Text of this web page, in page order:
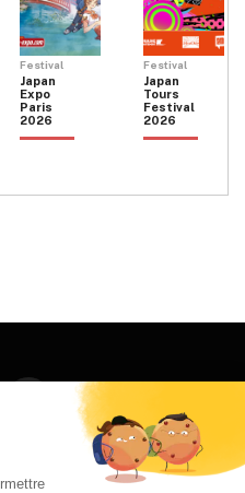
Festival
Japan
Expo
Paris
2026
Festival
Japan
Tours
Festival
2026
Instagram
CONTACT